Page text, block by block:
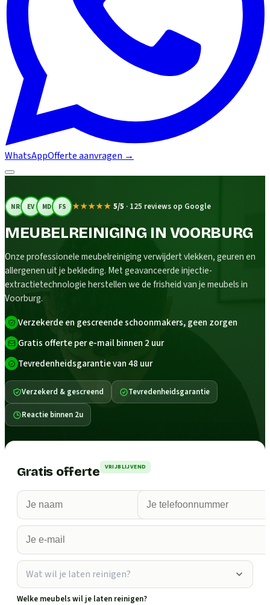
WhatsAppOfferte aanvragen →
NR EV MD FS ★★★★★ 5/5 · 125 reviews op Google
MEUBELREINIGING IN VOORBURG
Onze professionele meubelreiniging verwijdert vlekken, geuren en
allergenen uit je bekleding. Met geavanceerde injectie-
extractietechnologie herstellen we de frisheid van je meubels in
Voorburg.
Verzekerde en gescreende schoonmakers, geen zorgen
Gratis offerte per e-mail binnen 2 uur
Tevredenheidsgarantie van 48 uur
Verzekerd & gescreend Tevredenheidsgarantie
Reactie binnen 2u
Gratis offerte VRIJBLIJVEND
Wat wil je laten reinigen?
Welke meubels wil je laten reinigen?